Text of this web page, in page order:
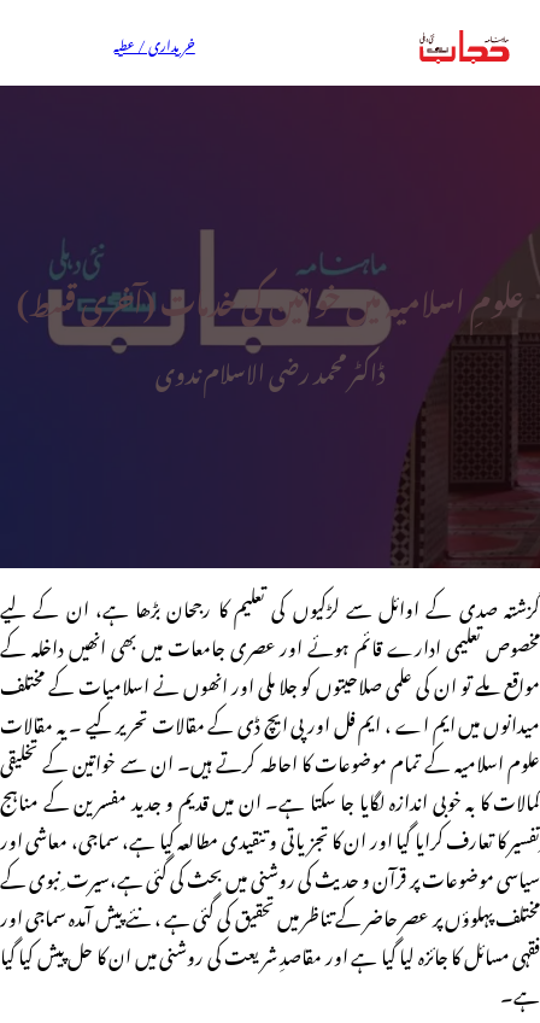
خریداری / عطیہ
علومِ اسلامیہ میں خواتین کی خدمات (آخری قسط)
ڈاکٹر محمد رضی الاسلام ندوی
گزشتہ صدی کے اوائل سے لڑکیوں کی تعلیم کا رجحان بڑھا ہے، ان کے لیے
مخصوص تعلیمی ادارے قائم ہوئے اور عصری جامعات میں بھی انھیں داخلہ کے
مواقع ملے تو ان کی علمی صلاحیتوں کو جلا ملی اور انھوں نے اسلامیات کے مختلف
میدانوں میں ایم اے ، ایم فل اور پی ایچ ڈی کے مقالات تحریر کیے ۔ یہ مقالات
علوم اسلامیہ کے تمام موضوعات کا احاطہ کرتے ہیں۔ ان سے خواتین کے تخلیقی
کمالات کا بہ خوبی اندازہ لگایا جا سکتا ہے۔ ان میں قدیم و جدید مفسرین کے مناہج
ِتفسیر کا تعارف کرایا گیا اور ان کا تجزیاتی و تنقیدی مطالعہ کیا ہے، سماجی، معاشی اور
سیاسی موضوعات پر قرآن و حدیث کی روشنی میں بحث کی گئی ہے،سیرت ِ نبوی کے
مختلف پہلوؤں پر عصر حاضر کے تناظر میں تحقیق کی گئی ہے ، نئے پیش آمدہ سماجی اور
فقہی مسائل کا جائزہ لیا گیا ہے اور مقاصدِ شریعت کی روشنی میں ان کا حل پیش کیا گیا
ہے۔